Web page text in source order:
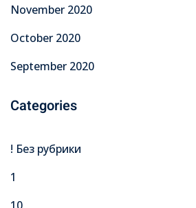
November 2020
October 2020
September 2020
Categories
! Без рубрики
1
10